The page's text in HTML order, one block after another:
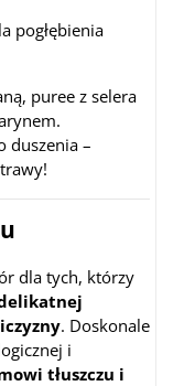
pogłębienia
puree z selera
duszenia –
dla tych, którzy
. Doskonale
i
tłuszczu i